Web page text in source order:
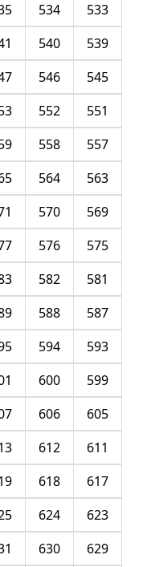
533
534
539
540
545
546
551
552
557
558
563
564
569
570
575
576
581
582
587
588
593
594
599
600
605
606
611
612
617
618
623
624
629
630